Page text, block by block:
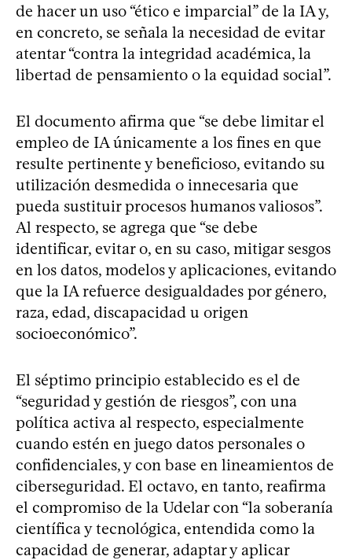
de hacer un uso “ético e imparcial” de la IA y,
en concreto, se señala la necesidad de evitar
atentar “contra la integridad académica, la
libertad de pensamiento o la equidad social”.
El documento afirma que “se debe limitar el
empleo de IA únicamente a los fines en que
resulte pertinente y beneficioso, evitando su
utilización desmedida o innecesaria que
pueda sustituir procesos humanos valiosos”.
Al respecto, se agrega que “se debe
identificar, evitar o, en su caso, mitigar sesgos
en los datos, modelos y aplicaciones, evitando
que la IA refuerce desigualdades por género,
raza, edad, discapacidad u origen
socioeconómico”.
El séptimo principio establecido es el de
“seguridad y gestión de riesgos”, con una
política activa al respecto, especialmente
cuando estén en juego datos personales o
confidenciales, y con base en lineamientos de
ciberseguridad. El octavo, en tanto, reafirma
el compromiso de la Udelar con “la soberanía
científica y tecnológica, entendida como la
capacidad de generar, adaptar y aplicar